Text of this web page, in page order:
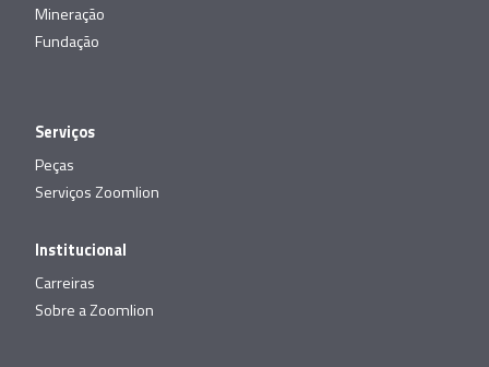
Mineração
Fundação
Serviços
Peças
Serviços Zoomlion
Institucional
Carreiras
Sobre a Zoomlion